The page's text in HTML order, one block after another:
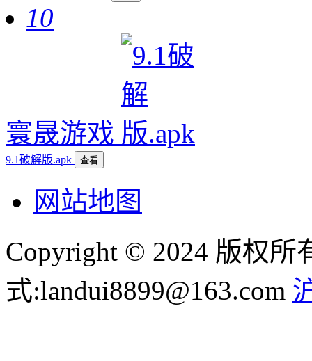
10
寰晟游戏
9.1破解版.apk 查看
网站地图
Copyright © 2024 版权所
式:landui8899@163.com